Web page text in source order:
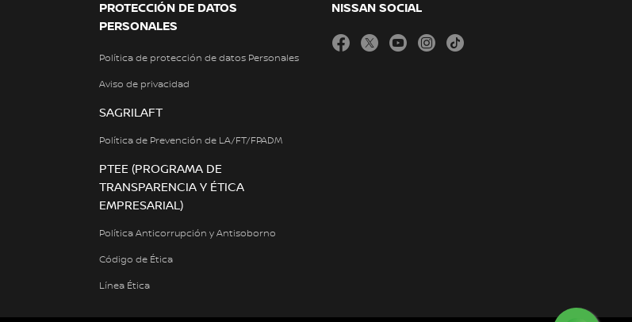
PROTECCIÓN DE DATOS
PERSONALES
Política de protección de datos Personales
Aviso de privacidad
SAGRILAFT
Política de Prevención de LA/FT/FPADM
PTEE (PROGRAMA DE
TRANSPARENCIA Y ÉTICA
EMPRESARIAL)
Política Anticorrupción y Antisoborno
Código de Ética
Línea Ética
NISSAN SOCIAL
facebooktwitteryoutubeinstagram
tiktok